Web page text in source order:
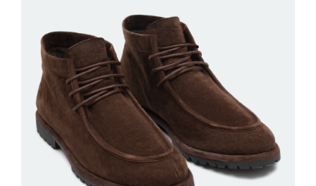
ДОБАВИТЬ В КОРЗИНУ